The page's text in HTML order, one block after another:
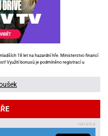
18 let na hazardní hře. Ministerstvo financí
Využití bonusů je podmíněno registrací u